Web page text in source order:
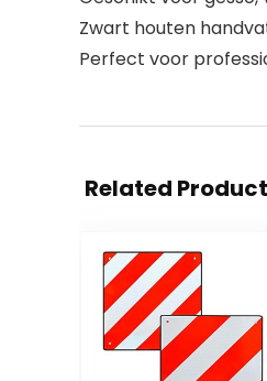
Zwart houten
Perfect voor
Related